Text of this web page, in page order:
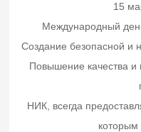
15
Международный
Создание безопасной и
Повышение качества и
НИК, всегда
которым